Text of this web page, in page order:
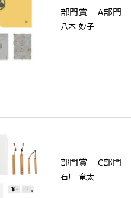
部門賞 A部門
八木 妙子
部門賞 C部門
石川 竜太